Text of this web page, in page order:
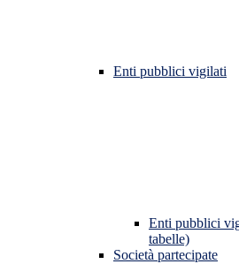
Enti pubblici vigilati
Enti pubblici
tabelle)
Società partecipate